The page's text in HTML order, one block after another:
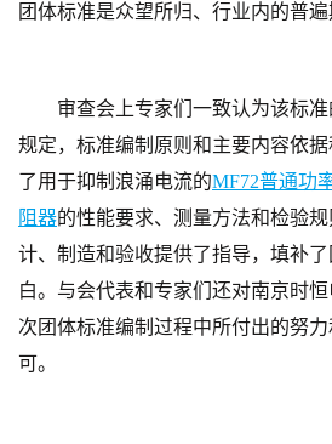
团体标准是众望所归、行业内的普遍
审查会上专家们一致认为该标
规定，标准编制原则和主要内容依
了用于抑制浪涌电流的MF72普通功
阻器的性能要求、测量方法和检验
计、制造和验收提供了指导，填补
白。 与会代表和专家们还对南京时
次团体标准编制过程中所付出的努
可。